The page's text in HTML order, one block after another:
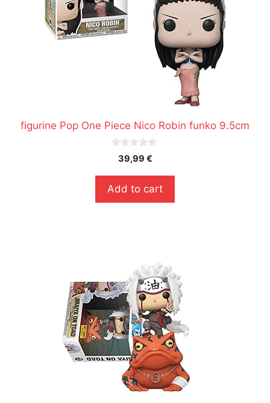
figurine Pop One Piece Nico Robin funko 9.5cm
s
5
39,99 €
Add to cart